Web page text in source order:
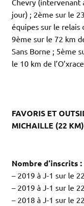
Chevry (intervenant
jour) ; 2ème sur le
équipes sur le relais
9ème sur le 72 km
Sans Borne ; 5ème
le 10 km de
FAVORIS ET
MICHAILLE (22
Nombre d’inscrits :
– 2019 à J-1 sur le
– 2019 à J-1 sur le
– 2018 à J-1 sur le